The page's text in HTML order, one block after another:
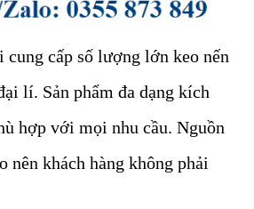
cung cấp số lượng lớn keo nến
lí. Sản phẩm đa dạng kích
hợp với mọi nhu cầu. Nguồn
nên khách hàng không phải